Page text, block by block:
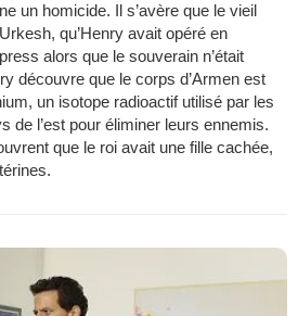
un homicide. Il s’avère que le vieil
qu’Henry avait opéré en
alors que le souverain n’était
découvre que le corps d’Armen est
un isotope radioactif utilisé par les
de l’est pour éliminer leurs ennemis.
que le roi avait une fille cachée,